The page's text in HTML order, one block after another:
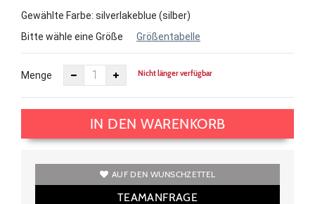
Gewählte Farbe: silverlakeblue (silber)
Bitte wähle eine Größe
Größentabelle
Menge Nicht länger verfügbar
IN DEN WARENKORB
AUF DEN WUNSCHZETTEL
TEAMANFRAGE